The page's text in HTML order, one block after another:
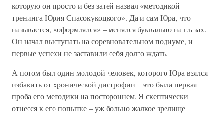
которую он просто и без затей назвал «методикой
тренинга Юрия Спасокукоцкого». Да и сам Юра, что
называется, «оформлялся» – менялся буквально на глазах.
Он начал выступать на соревновательном подиуме, и
первые успехи не заставили себя долго ждать.
А потом был один молодой человек, которого Юра взялся
избавить от хронической дистрофии – это была первая
проба его методики на постороннем. Я скептически
отнесся к его попытке – уж больно жалкое зрелище